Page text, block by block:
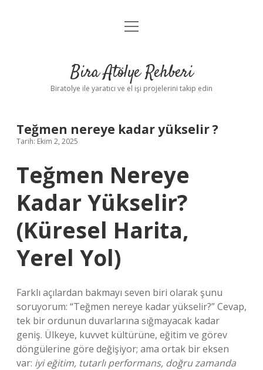
Anasayfa
Yasal Uyarı
menüyü
Bira Atölye Rehberi
Biratolye ile yaratıcı ve el işi projelerini takip edin
Teğmen nereye kadar yükselir ?
Tarih: Ekim 2, 2025
Teğmen Nereye
Kadar Yükselir?
(Küresel Harita,
Yerel Yol)
Farklı açılardan bakmayı seven biri olarak şunu
soruyorum: “Teğmen nereye kadar yükselir?” Cevap,
tek bir ordunun duvarlarına sığmayacak kadar
geniş. Ülkeye, kuvvet kültürüne, eğitim ve görev
döngülerine göre değişiyor; ama ortak bir eksen
var: iyi eğitim, tutarlı performans, doğru zamanda